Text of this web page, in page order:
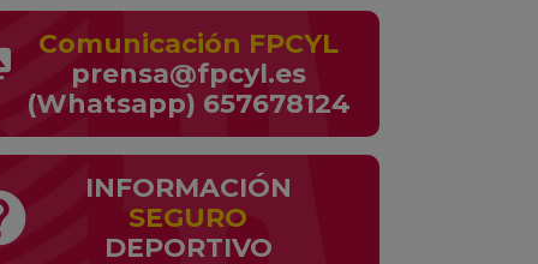
Comunicación FPCYL
prensa@fpcyl.es
(Whatsapp) 657678124
INFORMACIÓN
SEGURO
DEPORTIVO